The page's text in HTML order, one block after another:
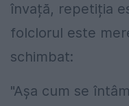
învață, repetiția
folclorul este
schimbat:
"Aşa cum se